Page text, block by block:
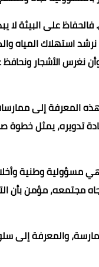
على البيئة لا
استهلاك المياه
نغرس الأشجار ونحافظ
المعرفة إلى
تدويره، يمثل
مسؤولية وطنية
مجتمعه، مؤمن بأن
والمعرفة إلى